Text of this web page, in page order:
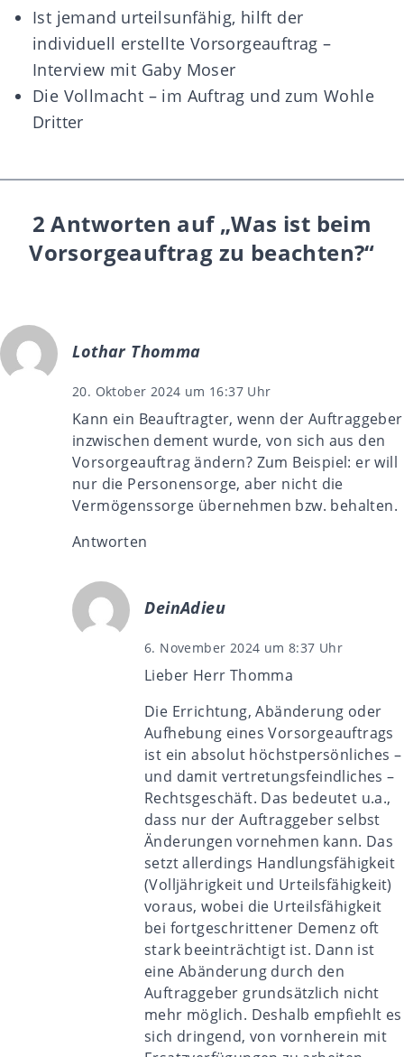
Ist jemand urteilsunfähig, hilft der
individuell erstellte Vorsorgeauftrag –
Interview mit Gaby Moser
Die Vollmacht – im Auftrag und zum Wohle
Dritter
2 Antworten auf „Was ist beim
Vorsorgeauftrag zu beachten?“
Lothar Thomma
20. Oktober 2024 um 16:37 Uhr
Kann ein Beauftragter, wenn der Auftraggeber
inzwischen dement wurde, von sich aus den
Vorsorgeauftrag ändern? Zum Beispiel: er will
nur die Personensorge, aber nicht die
Vermögenssorge übernehmen bzw. behalten.
Antworten
DeinAdieu
6. November 2024 um 8:37 Uhr
Lieber Herr Thomma
Die Errichtung, Abänderung oder
Aufhebung eines Vorsorgeauftrags
ist ein absolut höchstpersönliches –
und damit vertretungsfeindliches –
Rechtsgeschäft. Das bedeutet u.a.,
dass nur der Auftraggeber selbst
Änderungen vornehmen kann. Das
setzt allerdings Handlungsfähigkeit
(Volljährigkeit und Urteilsfähigkeit)
voraus, wobei die Urteilsfähigkeit
bei fortgeschrittener Demenz oft
stark beeinträchtigt ist. Dann ist
eine Abänderung durch den
Auftraggeber grundsätzlich nicht
mehr möglich. Deshalb empfiehlt es
sich dringend, von vornherein mit